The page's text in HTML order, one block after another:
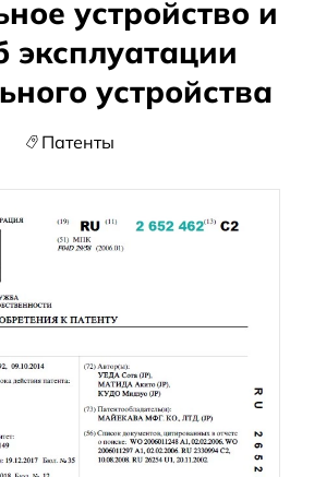
устройство и
эксплуатации
устройства
Патенты